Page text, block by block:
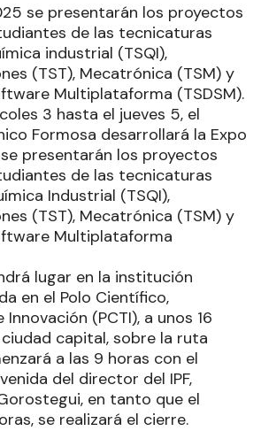
se presentarán los proyectos
de las tecnicaturas
industrial (TSQI),
(TST), Mecatrónica (TSM) y
Multiplataforma (TSDSM).
3 hasta el jueves 5, el
Formosa desarrollará la Expo
presentarán los proyectos
de las tecnicaturas
Industrial (TSQI),
(TST), Mecatrónica (TSM) y
Multiplataforma
lugar en la institución
en el Polo Científico,
(PCTI), a unos 16
capital, sobre la ruta
a las 9 horas con el
del director del IPF,
en tanto que el
se realizará el cierre.